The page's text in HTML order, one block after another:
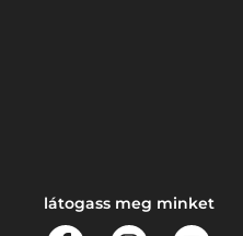
látogass meg minket